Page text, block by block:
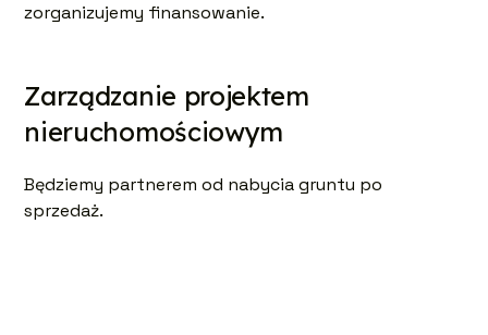
zorganizujemy finansowanie.
Zarządzanie projektem
nieruchomościowym
Będziemy partnerem od nabycia gruntu po
sprzedaż.